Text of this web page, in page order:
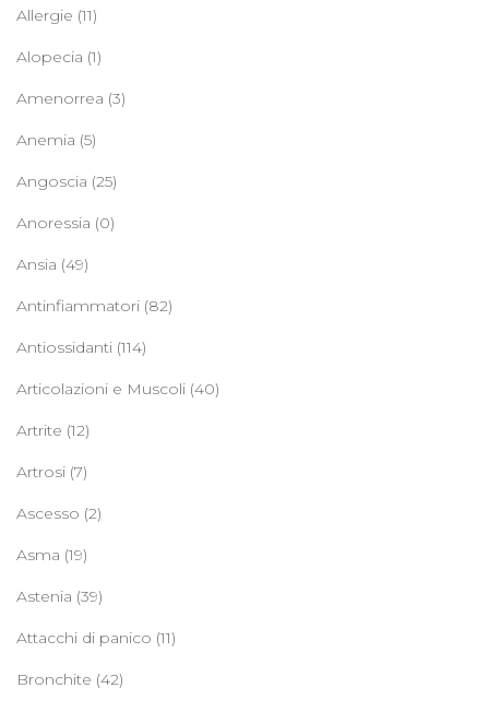
Allergie (11)
Alopecia (1)
Amenorrea (3)
Anemia (5)
Angoscia (25)
Anoressia (0)
Ansia (49)
Antinfiammatori (82)
Antiossidanti (114)
Articolazioni e Muscoli (40)
Artrite (12)
Artrosi (7)
Ascesso (2)
Asma (19)
Astenia (39)
Attacchi di panico (11)
Bronchite (42)